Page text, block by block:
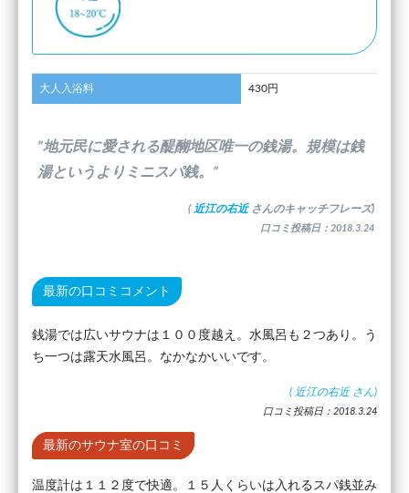
大人入浴料 430円
”地元民に愛される醍醐地区唯一の銭湯。規模は銭
湯というよりミニスパ銭。”
( 近江の右近 さんのキャッチフレーズ)
口コミ投稿日：2018.3.24
最新の口コミコメント
銭湯では広いサウナは１００度越え。水風呂も２つあり。う
ち一つは露天水風呂。なかなかいいです。
( 近江の右近 さん)
口コミ投稿日：2018.3.24
最新のサウナ室の口コミ
温度計は１１２度で快適。１５人くらいは入れるスパ銭並み